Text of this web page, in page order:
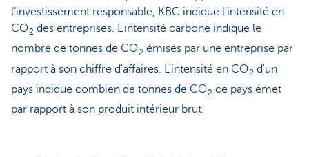
l'investissement responsable, KBC indique l'intensité en
CO2 des entreprises. L'intensité carbone indique le
nombre de tonnes de CO2 émises par une entreprise par
rapport à son chiffre d'affaires. L'intensité en CO2 d'un
pays indique combien de tonnes de CO2 ce pays émet
par rapport à son produit intérieur brut.